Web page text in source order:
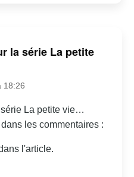
la série La petite
18:26
La petite vie…
les commentaires :
l'article.